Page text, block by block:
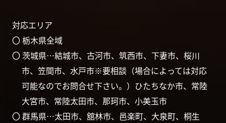
対応エリア
〇 栃木県全域
〇 茨城県…結城市、古河市、筑西市、下妻市、桜川
市、笠間市、水戸市※要相談（場合によっては対応
可能なのでお問合せ下さい。）ひたちなか市、常陸
大宮市、常陸太田市、那珂市、小美玉市
〇 群馬県…太田市、舘林市、邑楽町、大泉町、桐生